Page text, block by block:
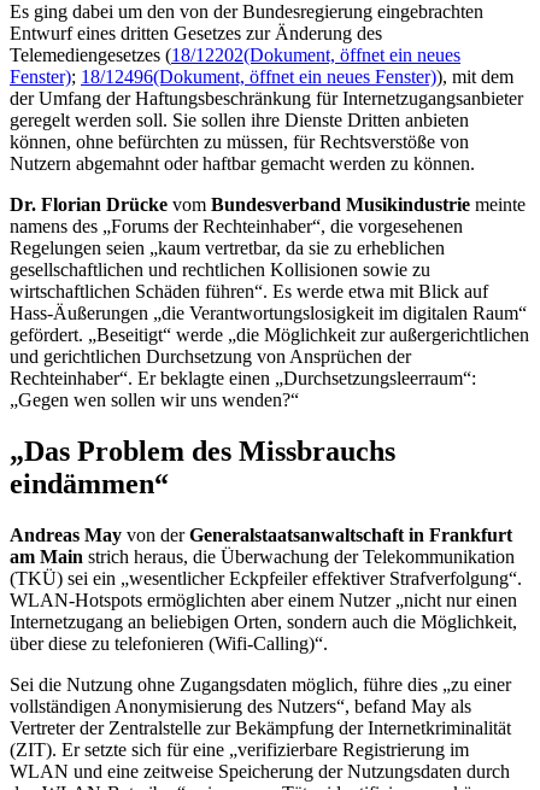
Es ging dabei um den von der Bundesregierung eingebrachten
Entwurf eines dritten Gesetzes zur Änderung des
Telemediengesetzes (18/12202(Dokument, öffnet ein neues
Fenster); 18/12496(Dokument, öffnet ein neues Fenster)), mit dem
der Umfang der Haftungsbeschränkung für Internetzugangsanbieter
geregelt werden soll. Sie sollen ihre Dienste Dritten anbieten
können, ohne befürchten zu müssen, für Rechtsverstöße von
Nutzern abgemahnt oder haftbar gemacht werden zu können.
Dr. Florian Drücke vom Bundesverband Musikindustrie meinte
namens des „Forums der Rechteinhaber“, die vorgesehenen
Regelungen seien „kaum vertretbar, da sie zu erheblichen
gesellschaftlichen und rechtlichen Kollisionen sowie zu
wirtschaftlichen Schäden führen“. Es werde etwa mit Blick auf
Hass-Äußerungen „die Verantwortungslosigkeit im digitalen Raum“
gefördert. „Beseitigt“ werde „die Möglichkeit zur außergerichtlichen
und gerichtlichen Durchsetzung von Ansprüchen der
Rechteinhaber“. Er beklagte einen „Durchsetzungsleerraum“:
„Gegen wen sollen wir uns wenden?“
„Das Problem des Missbrauchs
eindämmen“
Andreas May von derGeneralstaatsanwaltschaft in Frankfurt
am Main strich heraus, die Überwachung der Telekommunikation
(TKÜ) sei ein „wesentlicher Eckpfeiler effektiver Strafverfolgung“.
WLAN-Hotspots ermöglichten aber einem Nutzer „nicht nur einen
Internetzugang an beliebigen Orten, sondern auch die Möglichkeit,
über diese zu telefonieren (Wifi-Calling)“.
Sei die Nutzung ohne Zugangsdaten möglich, führe dies „zu einer
vollständigen Anonymisierung des Nutzers“, befand May als
Vertreter der Zentralstelle zur Bekämpfung der Internetkriminalität
(ZIT). Er setzte sich für eine „verifizierbare Registrierung im
WLAN und eine zeitweise Speicherung der Nutzungsdaten durch